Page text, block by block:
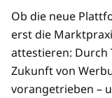
Ob die neue
erst die
attestieren: Durch
Zukunft von
vorangetrieben –